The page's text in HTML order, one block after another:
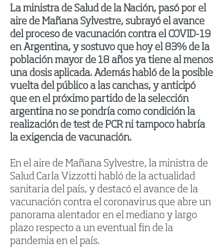
La ministra de Salud de la Nación, pasó por el
aire de Mañana Sylvestre, subrayó el avance
del proceso de vacunación contra el COVID-19
en Argentina, y sostuvo que hoy el 83% de la
población mayor de 18 años ya tiene al menos
una dosis aplicada. Además habló de la posible
vuelta del público a las canchas, y anticipó
que en el próximo partido de la selección
argentina no se pondría como condición la
realización de test de PCR ni tampoco habría
la exigencia de vacunación.
En el aire de Mañana Sylvestre, la ministra de
Salud Carla Vizzotti habló de la actualidad
sanitaria del país, y destacó el avance de la
vacunación contra el coronavirus que abre un
panorama alentador en el mediano y largo
plazo respecto a un eventual fin de la
pandemia en el país.